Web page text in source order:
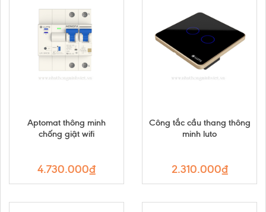
Aptomat thông minh
chống giật wifi
4.730.000₫
Công tắc cầu thang thông
minh luto
2.310.000₫